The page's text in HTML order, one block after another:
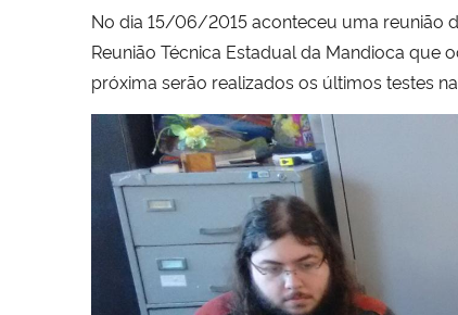
No dia 15/06/2015 aconteceu uma reunião
Reunião Técnica Estadual da Mandioca que
próxima serão realizados os últimos testes